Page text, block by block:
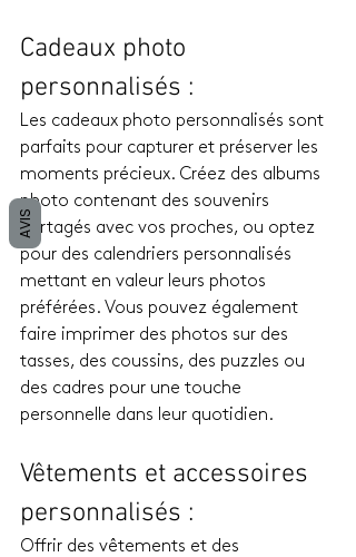
Cadeaux photo
personnalisés :
Les cadeaux photo personnalisés sont
parfaits pour capturer et préserver les
moments précieux. Créez des albums
photo contenant des souvenirs
partagés avec vos proches, ou optez
pour des calendriers personnalisés
mettant en valeur leurs photos
préférées. Vous pouvez également
faire imprimer des photos sur des
tasses, des coussins, des puzzles ou
des cadres pour une touche
personnelle dans leur quotidien.
Vêtements et accessoires
personnalisés :
Offrir des vêtements et des
AVIS